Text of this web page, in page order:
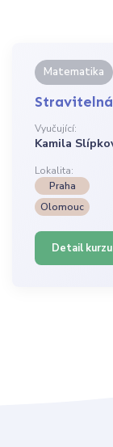
Matematika
Vyučující:
Kamila
Lokalita:
Praha
Olomouc
Detail kurzu